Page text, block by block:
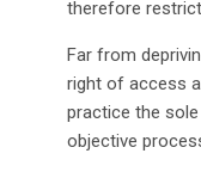
therefore
Far from
right of access
practice the
objective